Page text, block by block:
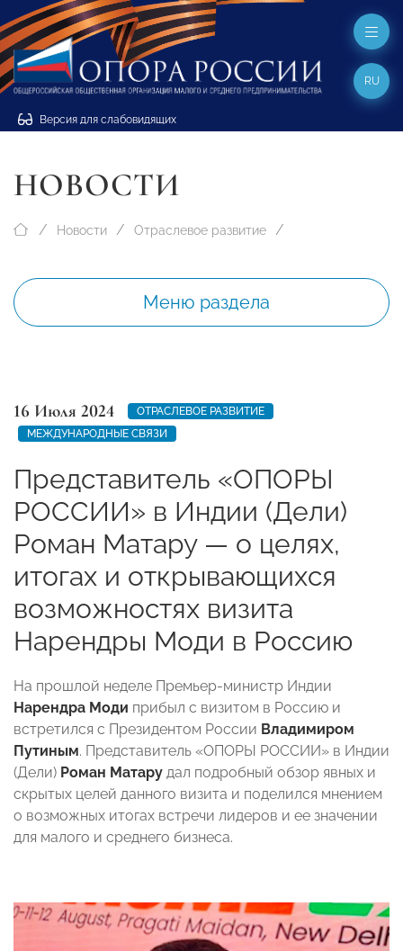
Версия для слабовидящих
RU
НОВОСТИ
Новости Отраслевое развитие
Меню раздела
16 Июля 2024
ОТРАСЛЕВОЕ РАЗВИТИЕ
МЕЖДУНАРОДНЫЕ СВЯЗИ
Представитель «ОПОРЫ
РОССИИ» в Индии (Дели)
Роман Матару — о целях,
итогах и открывающихся
возможностях визита
Нарендры Моди в Россию
На прошлой неделе Премьер-министр Индии
Нарендра Моди прибыл с визитом в Россию и
встретился с Президентом России Владимиром
Путиным. Представитель «ОПОРЫ РОССИИ» в Индии
(Дели) Роман Матару дал подробный обзор явных и
скрытых целей данного визита и поделился мнением
о возможных итогах встречи лидеров и ее значении
для малого и среднего бизнеса.